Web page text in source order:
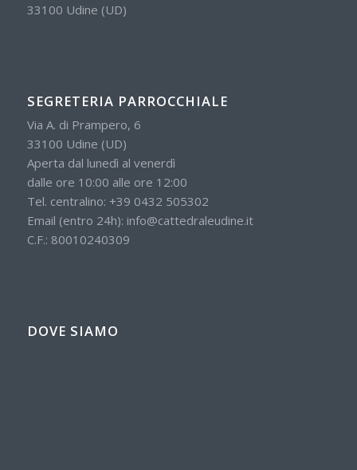
33100 Udine (UD)
SEGRETERIA PARROCCHIALE
Via A. di Prampero, 6
33100 Udine (UD)
Aperta dal lunedì al venerdì
dalle ore 10:00 alle ore 12:00
Tel. centralino: +39 0432 505302
Email (entro 24h): info@cattedraleudine.it
C.F.: 80010240309
DOVE SIAMO